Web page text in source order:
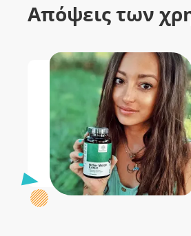
Απόψεις των